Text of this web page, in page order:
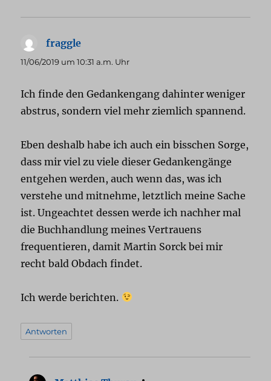
fraggle
11/06/2019 um 10:31 a.m. Uhr
Ich finde den Gedankengang dahinter weniger
abstrus, sondern viel mehr ziemlich spannend.
Eben deshalb habe ich auch ein bisschen Sorge,
dass mir viel zu viele dieser Gedankengänge
entgehen werden, auch wenn das, was ich
verstehe und mitnehme, letztlich meine Sache
ist. Ungeachtet dessen werde ich nachher mal
die Buchhandlung meines Vertrauens
frequentieren, damit Martin Sorck bei mir
recht bald Obdach findet.
Ich werde berichten.
Antworten